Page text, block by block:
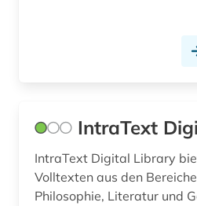
literaturgeschichte (1)
literaturwissenschaft (37)
lothringen (1)
lusitanistik (16)
IntraText
IntraText Digital Library
Volltexten aus den
Philosophie, Literatur und